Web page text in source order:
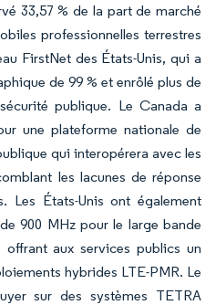
33,57 % de la part de marché
professionnelles terrestres
FirstNet des États-Unis, qui a
de 99 % et enrôlé plus de
publique. Le Canada a
une plateforme nationale de
qui interopérera avec les
les lacunes de réponse
Les États-Unis ont également
900 MHz pour le large bande
aux services publics un
hybrides LTE-PMR. Le
sur des systèmes TETRA